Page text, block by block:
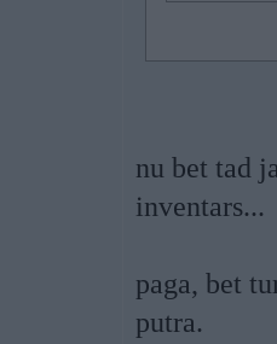
nu bet tad
inventars...
paga, bet
putra.